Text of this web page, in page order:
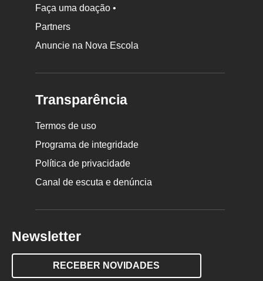
Faça uma doação •
Partners
Anuncie na Nova Escola
Transparência
Termos de uso
Programa de integridade
Política de privacidade
Canal de escuta e denúncia
Newsletter
RECEBER NOVIDADES